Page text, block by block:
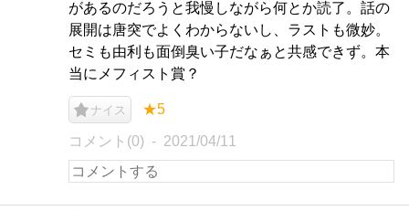
があるのだろうと我慢しながら何とか読了。話の
展開は唐突でよくわからないし、ラストも微妙。
セミも由利も面倒臭い子だなぁと共感できず。本
当にメフィスト賞？
ナイス ★5
コメント(0) 2021/04/11